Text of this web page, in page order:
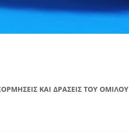
ΚΑΙ ΔΡΑΣΕΙΣ ΤΟΥ ΟΜΙΛΟΥ